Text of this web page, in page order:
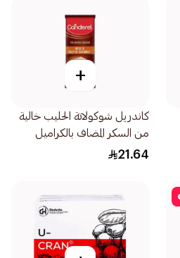
+
كاندريل شوكولاتة الحليب خالية
من السكر المضاف بالكراميل
المملح 100جرام
21.64